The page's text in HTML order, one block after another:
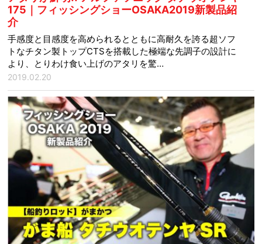
175｜フィッシングショーOSAKA2019新製品紹
介
手感度と目感度を高められるとともに高耐久を誇る超ソフ
トなチタン製トップCTSを搭載した極端な先調子の設計に
より、とりわけ食い上げのアタリを驚…
2019.02.20